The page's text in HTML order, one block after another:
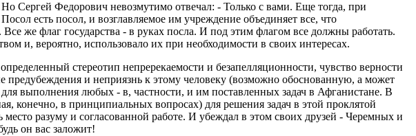
Сергей Федорович невозмутимо отвечал: - Только с вами. Еще тогда, при
есть посол, и возглавляемое им учреждение объединяет все, что
же флаг государства - в руках посла. И под этим флагом все должны работать.
и, вероятно, использовало их при необходимости в своих интересах.
стереотип непререкаемости и безапелляционности, чувство верности
и неприязнь к этому человеку (возможно обоснованную, а может
выполнения любых - в, частности, и им поставленных задач в Афганистане. В
конечно, в принципиальных вопросах) для решения задач в этой проклятой
разуму и согласованной работе. И убеждал в этом своих друзей - Черемных и
он вас заложит!